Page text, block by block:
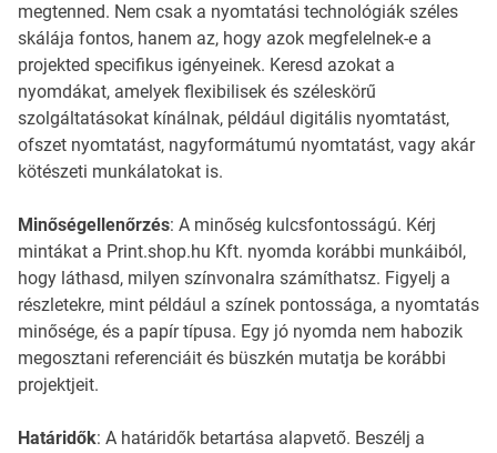
megtenned. Nem csak a nyomtatási technológiák széles
skálája fontos, hanem az, hogy azok megfelelnek-e a
projekted specifikus igényeinek. Keresd azokat a
nyomdákat, amelyek flexibilisek és széleskörű
szolgáltatásokat kínálnak, például digitális nyomtatást,
ofszet nyomtatást, nagyformátumú nyomtatást, vagy akár
kötészeti munkálatokat is.
Minőségellenőrzés: A minőség kulcsfontosságú. Kérj
mintákat a Print.shop.hu Kft. nyomda korábbi munkáiból,
hogy láthasd, milyen színvonalra számíthatsz. Figyelj a
részletekre, mint például a színek pontossága, a nyomtatás
minősége, és a papír típusa. Egy jó nyomda nem habozik
megosztani referenciáit és büszkén mutatja be korábbi
projektjeit.
Határidők: A határidők betartása alapvető. Beszélj a